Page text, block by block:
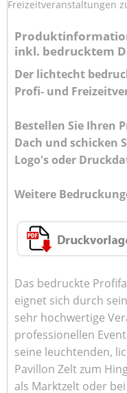
Freizeitveranstaltungen
inkl. bedrucktem
Der lichtecht
Profi- und
Bestellen Sie Ihren
Dach und schicken
Logo's oder
Weitere
Das bedruckte
eignet sich durch
sehr hochwertige
professionellen
seine leuchtenden,
Pavillon Zelt zum
als Marktzelt oder